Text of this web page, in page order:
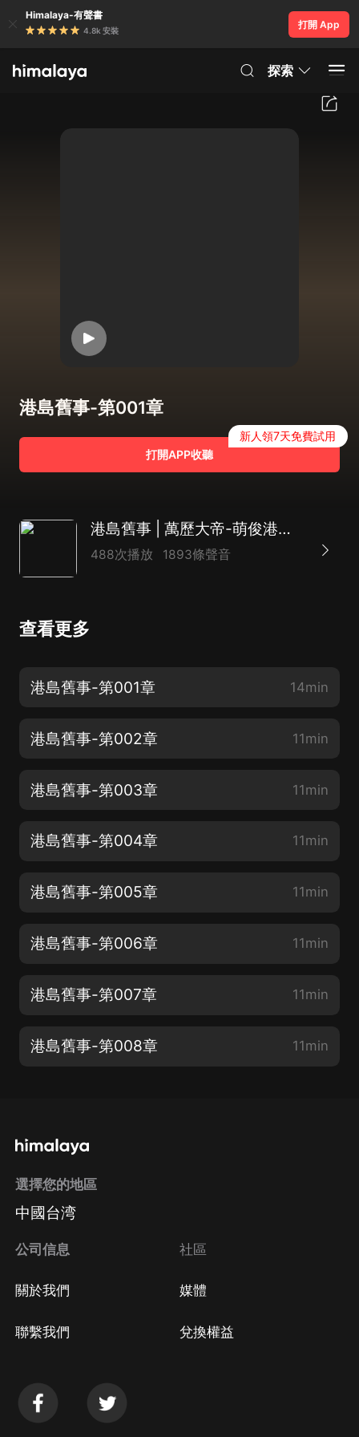
Himalaya-有聲書
4.8k 安裝
打開 App
探索
港島舊事-第001章
打開APP收聽
新人領7天免費試用
港島舊事 | 萬歷大帝-萌俊港綜傳奇 | 多人有聲劇
488次播放 1893條聲音
查看更多
港島舊事-第001章 14min
港島舊事-第002章 11min
港島舊事-第003章 11min
港島舊事-第004章 11min
港島舊事-第005章 11min
港島舊事-第006章 11min
港島舊事-第007章 11min
港島舊事-第008章 11min
選擇您的地區
中國台湾
公司信息
關於我們
聯繫我們
社區
媒體
兌換權益